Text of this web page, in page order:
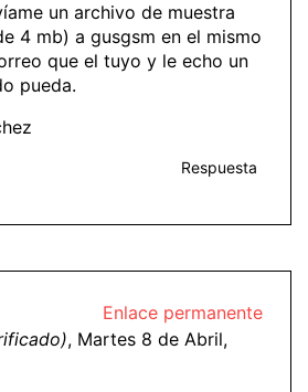
un archivo de muestra
4 mb) a gusgsm en el mismo
que el tuyo y le echo un
pueda.
Respuesta
Enlace permanente
, Martes 8 de Abril,